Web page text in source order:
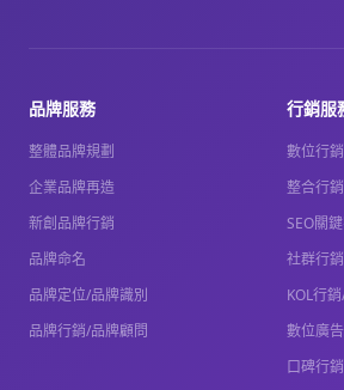
品牌服務
整體品牌規劃
企業品牌再造
新創品牌行銷
品牌命名
品牌定位/品牌識別
品牌行銷/品牌顧問
行銷服
數位行
整合行銷
SEO關
社群行
KOL行
數位廣
口碑行